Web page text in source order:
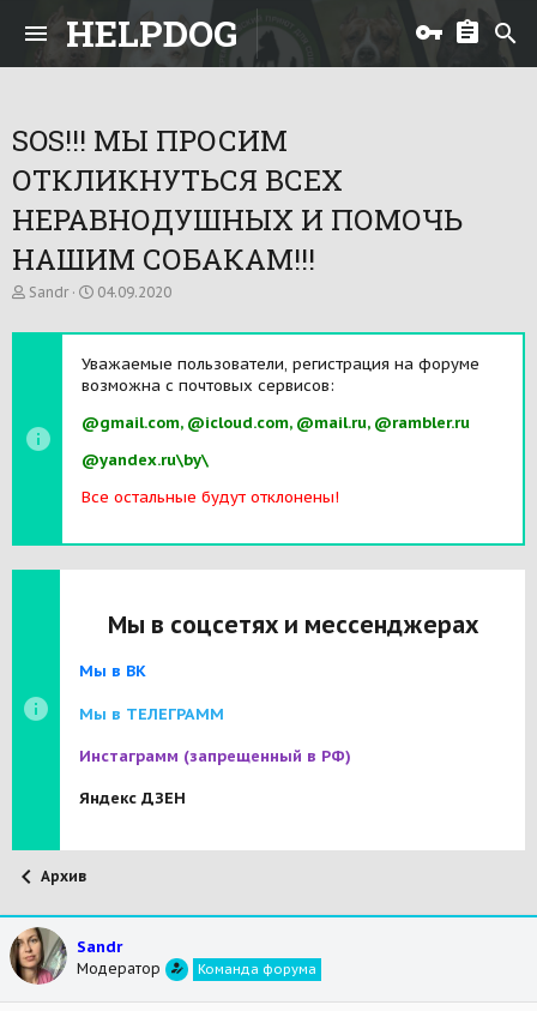
HELPDOG
SOS!!! МЫ ПРОСИМ
ОТКЛИКНУТЬСЯ ВСЕХ
НЕРАВНОДУШНЫХ И ПОМОЧЬ
НАШИМ СОБАКАМ!!!
А
т
м
ы
Sandr
Д
т
н
а
а
а
04.09.2020
Уважаемые пользователи, регистрация на форуме
возможна с почтовых сервисов:
@gmail.com, @icloud.com, @mail.ru, @rambler.ru
@yandex.ru\by\
Все остальные будут отклонены!
Мы в соцсетях и мессенджерах
Мы в ВК
Мы в ТЕЛЕГРАММ
Инстаграмм (запрещенный в РФ)
Яндекс ДЗЕН
Архив
Sandr
Модератор Команда форума